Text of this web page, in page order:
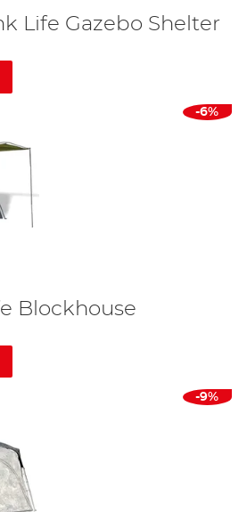
Life Gazebo Shelter
-6%
Blockhouse
-9%